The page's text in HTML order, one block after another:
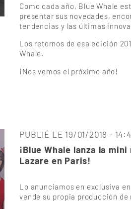
Como cada año, Blue Whale
presentar sus novedades,
tendencias y las últimas
Los retornos de esa edición
Whale.
¡Nos vemos el próximo año!
PUBLIÉ LE 19/01/2018 -
¡Blue Whale lanza la
Lazare en Paris!
Lo anunciamos en exclusiva
vende su propia producción